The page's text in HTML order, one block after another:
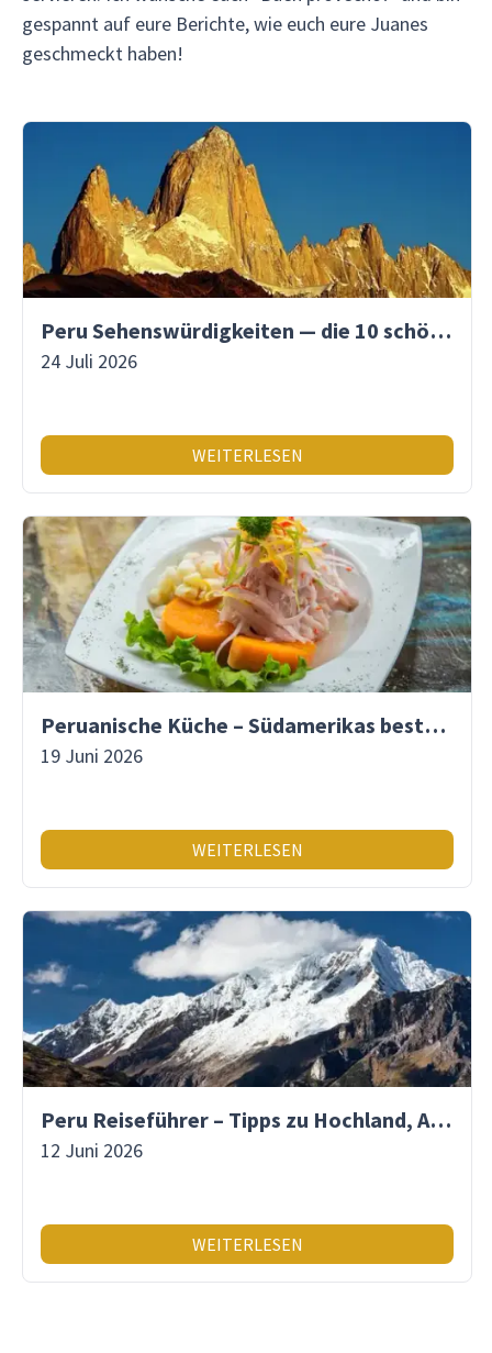
gespannt auf eure Berichte, wie euch eure Juanes
geschmeckt haben!
Peru Sehenswürdigkeiten — die 10 schönsten Orte
24 Juli 2026
WEITERLESEN
Peruanische Küche – Südamerikas beste Gastronomie
19 Juni 2026
WEITERLESEN
Peru Reiseführer – Tipps zu Hochland, Amazonas & Inka-Erbe
12 Juni 2026
WEITERLESEN